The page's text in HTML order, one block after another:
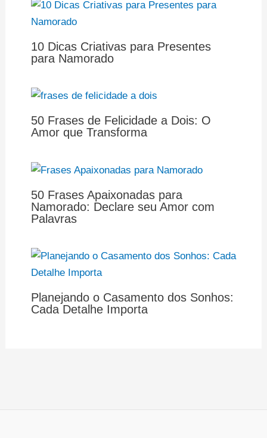
10 Dicas Criativas para Presentes
para Namorado
50 Frases de Felicidade a Dois: O
Amor que Transforma
50 Frases Apaixonadas para
Namorado: Declare seu Amor com
Palavras
Planejando o Casamento dos Sonhos:
Cada Detalhe Importa